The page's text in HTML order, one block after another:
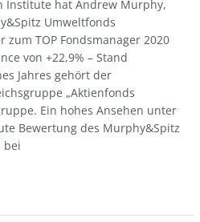
Institute hat Andrew Murphy,
Umweltfonds
TOP Fondsmanager 2020
von +22,9% – Stand
Jahres gehört der
„Aktienfonds
Ein hohes Ansehen unter
Bewertung des Murphy&Spitz
bei